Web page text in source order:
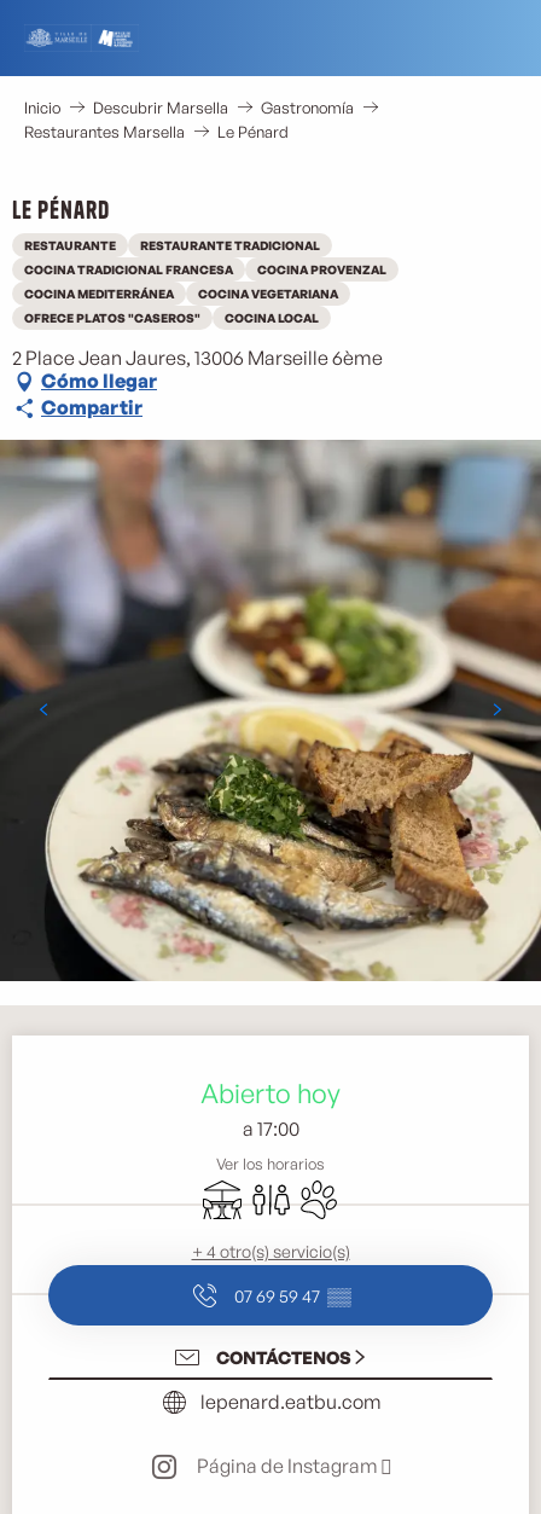
contenu
principal
Inicio Descubrir Marsella
Gastronomía
Restaurantes Marsella
Le Pénard
Le Pénard
RESTAURANTE
RESTAURANTE TRADICIONAL
COCINA TRADICIONAL FRANCESA
COCINA PROVENZAL
COCINA MEDITERRÁNEA
COCINA VEGETARIANA
OFRECE PLATOS "CASEROS"
COCINA LOCAL
2 Place Jean Jaures, 13006 Marseille 6ème
Cómo llegar
Compartir
Abierto hoy
a 17:00
Ver los horarios
TerrazaAseos Se aceptan animales
+ 4 otro(s) servicio(s)
07 69 59 47 ▒▒
CONTÁCTENOS
lepenard.eatbu.com
Página de Instagram